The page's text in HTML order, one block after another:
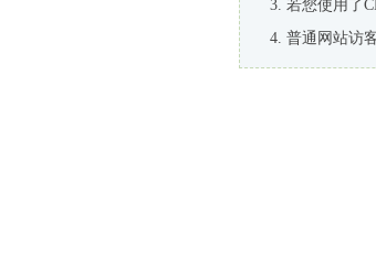
若您使用了
普通网站访